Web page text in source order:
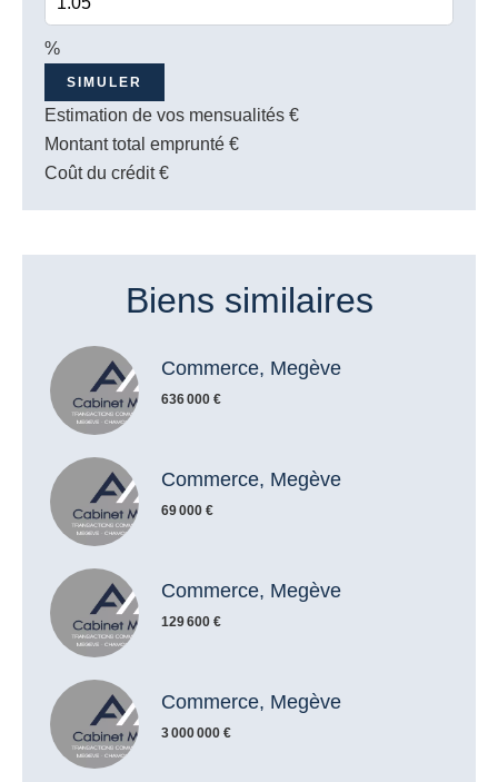
%
SIMULER
Estimation de vos mensualités €
Montant total emprunté €
Coût du crédit€
Biens similaires
Commerce, Megève
636 000 €
Commerce, Megève
69 000 €
Commerce, Megève
129 600 €
Commerce, Megève
3 000 000 €